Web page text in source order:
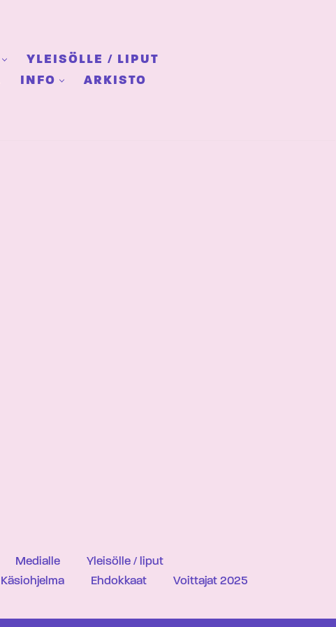
YLEISÖLLE / LIPUT
INFO ARKISTO
Medialle
Yleisölle / liput
Käsiohjelma Ehdokkaat
Voittajat 2025